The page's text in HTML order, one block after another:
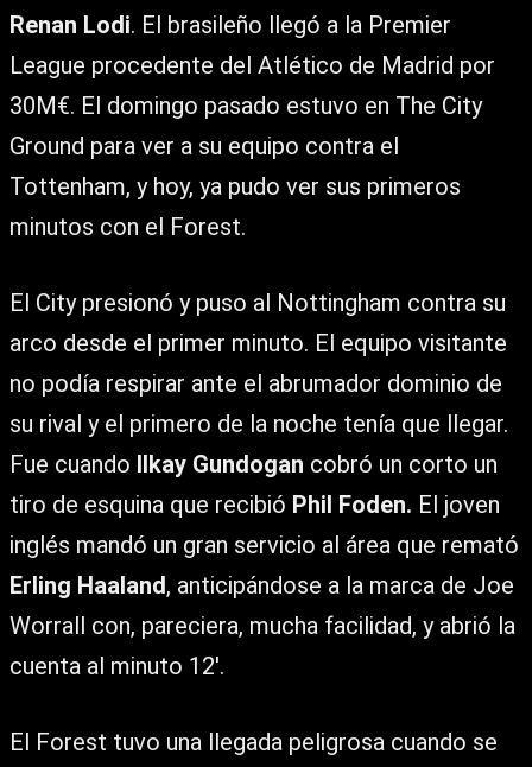
Renan Lodi. El brasileño llegó a la Premier
League procedente del Atlético de Madrid por
30M€. El domingo pasado estuvo en The City
Ground para ver a su equipo contra el
Tottenham, y hoy, ya pudo ver sus primeros
minutos con el Forest.
El City presionó y puso al Nottingham contra su
arco desde el primer minuto. El equipo visitante
no podía respirar ante el abrumador dominio de
su rival y el primero de la noche tenía que llegar.
Fue cuando Ilkay Gundogan cobró un corto un
tiro de esquina que recibió Phil Foden. El joven
inglés mandó un gran servicio al área que remató
Erling Haaland, anticipándose a la marca de Joe
Worrall con, pareciera, mucha facilidad, y abrió la
cuenta al minuto 12′.
El Forest tuvo una llegada peligrosa cuando se